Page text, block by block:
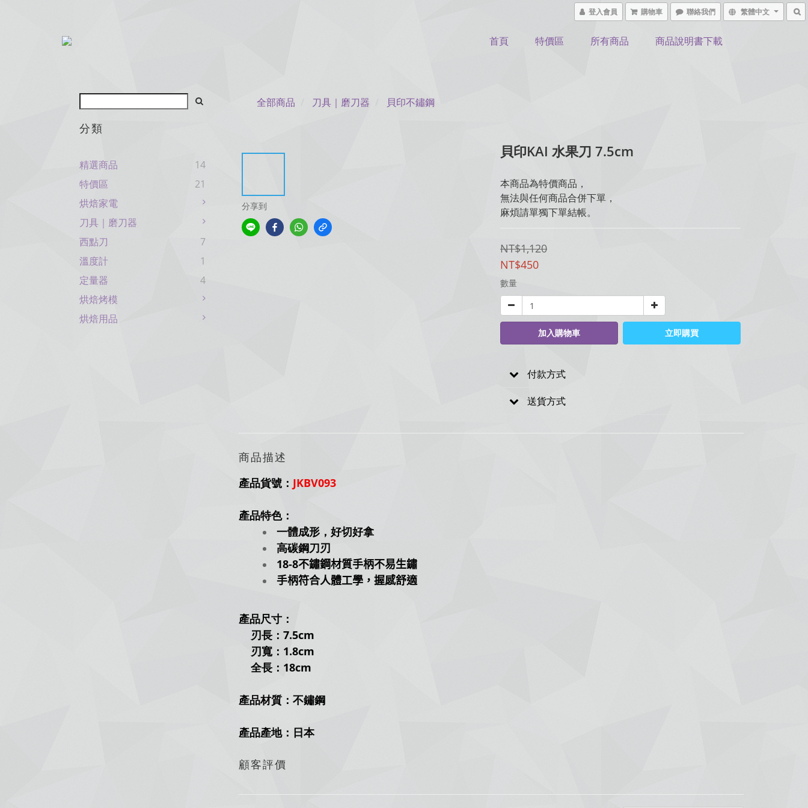
登入會員 購物車 聯絡我們 繁體中文
首頁 特價區 所有商品 商品說明書下載
分類
精選商品
14
特價區
21
烘焙家電
刀具｜磨刀器
西點刀
7
溫度計
1
定量器
4
烘焙烤模
烘焙用品
全部商品 刀具｜磨刀器 貝印不鏽鋼
分享到
貝印KAI 水果刀 7.5cm
本商品為特價商品，
無法與任何商品合併下單，
麻煩請單獨下單結帳。
NT$1,120
NT$450
數量
加入購物車 立即購買
付款方式
送貨方式
商品描述
產品貨號： JKBV093
產品特色：
一體成形，好切好拿
高碳鋼刀刃
18-8不鏽鋼材質手柄不易生鏽
手柄符合人體工學，握感舒適
產品尺寸：
刃長：7.5cm
刃寬：1.8cm
全長：18cm
產品材質：不鏽鋼
產品產地：日本
顧客評價